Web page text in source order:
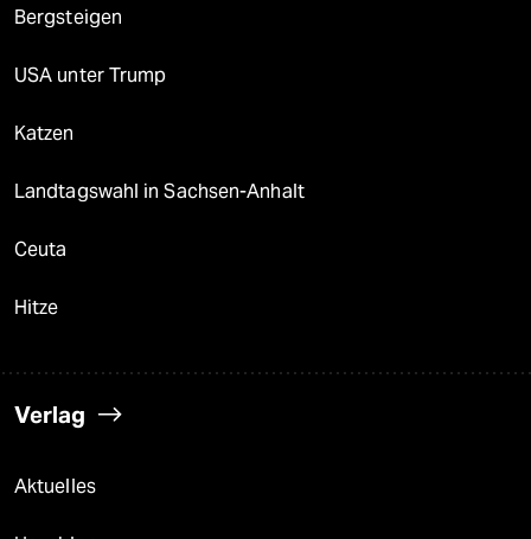
Bergsteigen
USA unter Trump
Katzen
Landtagswahl in Sachsen-Anhalt
Ceuta
Hitze
Verlag
Aktuelles